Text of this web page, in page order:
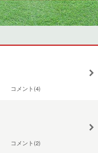
コメント(4)
コメント(2)